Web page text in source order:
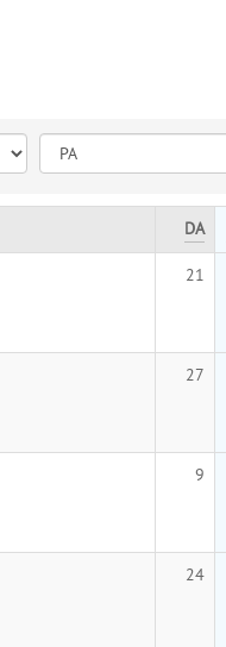
DA
21
27
9
24